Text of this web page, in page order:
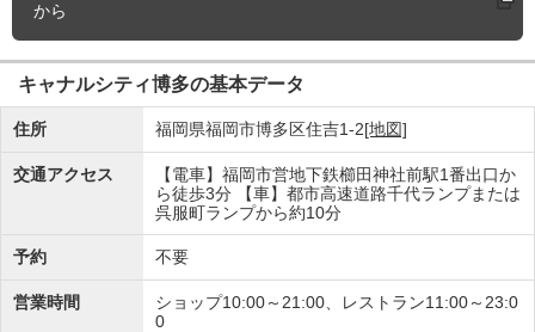
から
キャナルシティ博多の基本データ
住所 福岡県福岡市博多区住吉1-2[地図]
交通アクセス
【電車】福岡市営地下鉄櫛田神社前駅1番出口か
ら徒歩3分 【車】都市高速道路千代ランプまたは
呉服町ランプから約10分
予約 不要
営業時間
ショップ10:00～21:00、レストラン11:00～23:0
0